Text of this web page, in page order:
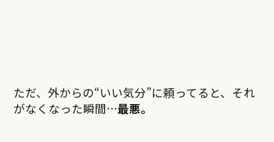
ただ、外からの“いい気分”に頼ってると、それ
がなくなった瞬間…最悪。